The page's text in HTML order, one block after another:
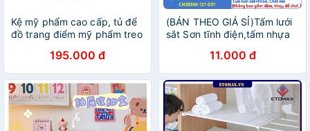
Kệ mỹ phẩm cao cấp, tủ để
đồ trang điểm mỹ phẩm treo
195.000 đ
(BÁN THEO GIÁ SỈ)Tấm lưới
sắt Sơn tĩnh điện,tấm nhựa
có đủ màu (hỗ trợ chốt)
11.000 đ